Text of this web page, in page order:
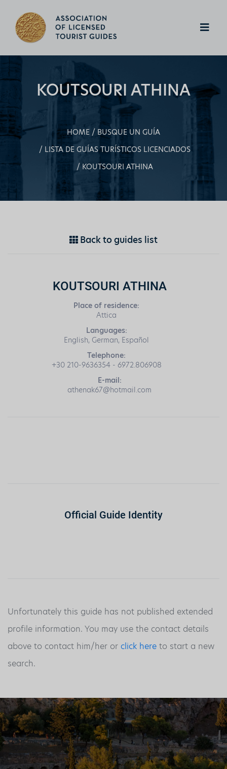
KOUTSOURI ATHINA
HOME
BUSQUE UN GUÍA
LISTA DE GUÍAS TURÍSTICOS LICENCIADOS
KOUTSOURI ATHINA
Back to guides list
KOUTSOURI ATHINA
Place of residence:
Attica
Languages:
English, German, Español
Telephone:
+30 210-9636354 - 6972.806908
E-mail:
athenak67@hotmail.com
Official Guide Identity
Unfortunately this guide has not published extended
profile information. You may use the contact details
above to contact him/her or click here to start a new
search.